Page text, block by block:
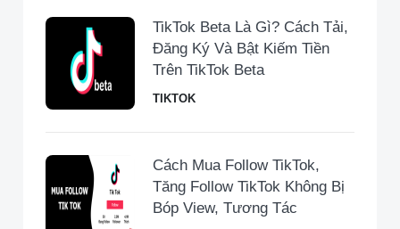
TikTok Beta Là Gì? Cách Tải,
Đăng Ký Và Bật Kiếm Tiền
Trên TikTok Beta
TIKTOK
Cách Mua Follow TikTok,
Tăng Follow TikTok Không Bị
Bóp View, Tương Tác